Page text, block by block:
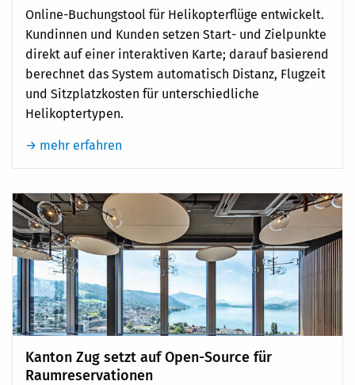
Online-Buchungstool für Helikopterflüge entwickelt.
Kundinnen und Kunden setzen Start- und Zielpunkte
direkt auf einer interaktiven Karte; darauf basierend
berechnet das System automatisch Distanz, Flugzeit
und Sitzplatzkosten für unterschiedliche
Helikoptertypen.
→ mehr erfahren
Kanton Zug setzt auf Open-Source für
Raumreservationen